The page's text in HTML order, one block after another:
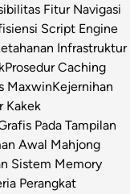
Fitur Navigasi
Script Engine
Infrastruktur
Prosedur Caching
MaxwinKejernihan
Kakek
Pada Tampilan
Awal Mahjong
Sistem Memory
Perangkat